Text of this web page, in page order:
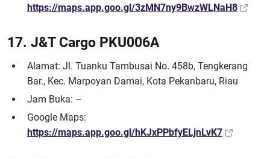
https://maps.app.goo.gl/3zMN7ny9BwzWLNaH8
17. J&T Cargo PKU006A
Alamat: Jl. Tuanku Tambusai No. 458b, Tengkerang
Bar., Kec. Marpoyan Damai, Kota Pekanbaru, Riau
Jam Buka: –
Google Maps:
https://maps.app.goo.gl/hKJxPPbfyELjnLvK7